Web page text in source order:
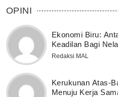
OPINI
Ekonomi Biru:
Keadilan Bagi
Redaksi MAL
Kerukunan Atas-
Menuju Kerja